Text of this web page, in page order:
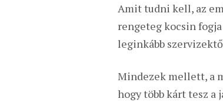
Amit tudni kell, az
rengeteg kocsin
leginkább
Mindezek mellett, a
hogy több kárt tesz a